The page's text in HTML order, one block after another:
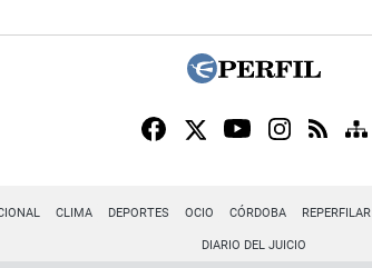
CLIMA DEPORTES OCIO CÓRDOBA REPERFILAR
DIARIO DEL JUICIO